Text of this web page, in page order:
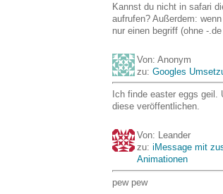
Kannst du nicht in safari
aufrufen? Außerdem:
nur einen begriff (ohne -.de
Von: Anonym
zu: Googles
Ich finde easter eggs geil.
diese veröffentlichen.
Von: Leander
zu: iMessage mit
Animationen
pew pew